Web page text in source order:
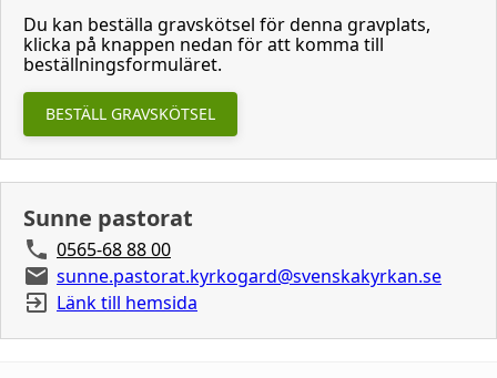
Du kan beställa gravskötsel för denna gravplats,
klicka på knappen nedan för att komma till
beställningsformuläret.
BESTÄLL GRAVSKÖTSEL
Sunne pastorat
0565-68 88 00
sunne.pastorat.kyrkogard@svenskakyrkan.se
Länk till hemsida